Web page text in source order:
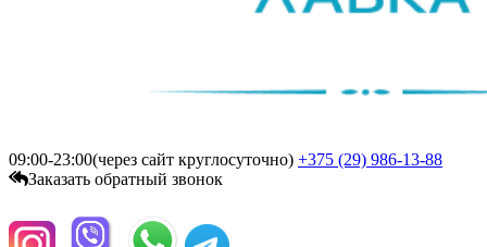
09:00-23:00(через сайт круглосуточно) +375 (29) 986-13-88
Заказать обратный звонок